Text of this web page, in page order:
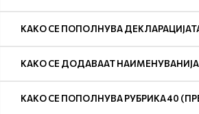
КАКО СЕ ПОПОЛНУВА
КАКО СЕ ДОДАВААТ
КАКО СЕ ПОПОЛНУВА РУБРИКА 40